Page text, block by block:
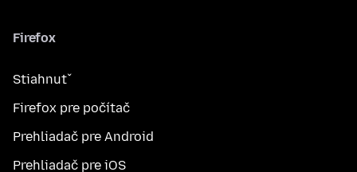
Firefox
Stiahnuť
Firefox pre počítač
Prehliadač pre Android
Prehliadač pre iOS